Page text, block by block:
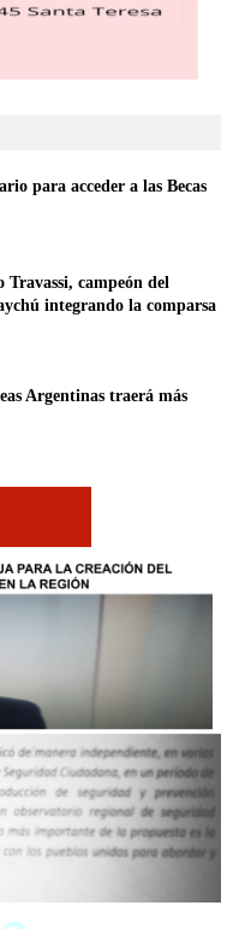
para acceder a las Becas
Travassi, campeón del
integrando la comparsa
Argentinas traerá más